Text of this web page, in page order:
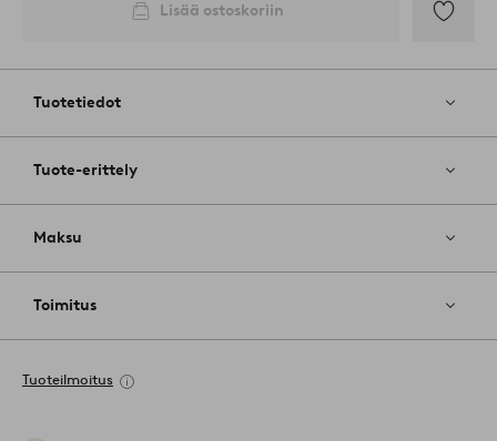
Lisää ostoskoriin
Tuotetiedot
Tuote-erittely
Maksu
Toimitus
Tuoteilmoitus